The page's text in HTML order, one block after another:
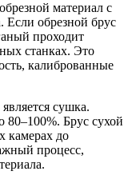
материал с
Если обрезной брус
проходит
станках. Это
калиброванные
сушка.
80–100%. Брус сухой
камерах до
процесс,